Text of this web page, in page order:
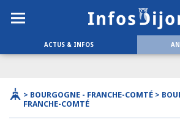
ACTUS & INFOS
> BOURGOGNE - FRANCHE-COMTÉ >
FRANCHE-COMTÉ